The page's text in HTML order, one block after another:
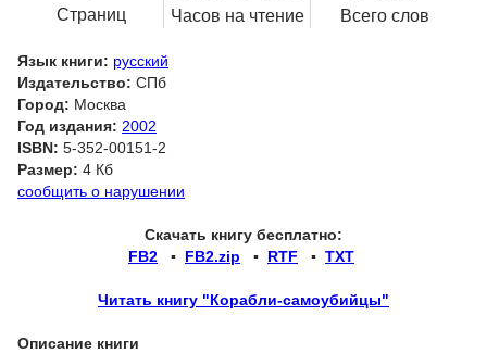
Страниц
Часов на чтение Всего слов
Язык книги: русский
Издательство: СПб
Город: Москва
Год издания: 2002
ISBN: 5-352-00151-2
Размер: 4 Кб
сообщить о нарушении
Скачать книгу бесплатно:
FB2 ▪ FB2.zip ▪ RTF ▪ TXT
Читать книгу "Корабли-самоубийцы"
Описание книги